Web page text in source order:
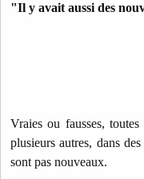
"Il y avait aussi des
Vraies ou fausses,
plusieurs autres, dans
sont pas nouveaux.